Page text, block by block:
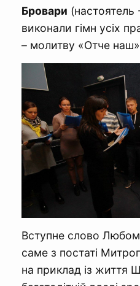
Бровари
виконали гімн усіх
– молитву «Отче
Вступне слово
саме з постаті
на приклад із життя